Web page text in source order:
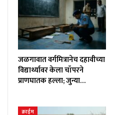
जळगावात वर्गमित्रानेच दहावीच्या
विद्यार्थ्यावर केला चॉपरने
प्राणघातक हल्ला; जुन्या…
क्राईम